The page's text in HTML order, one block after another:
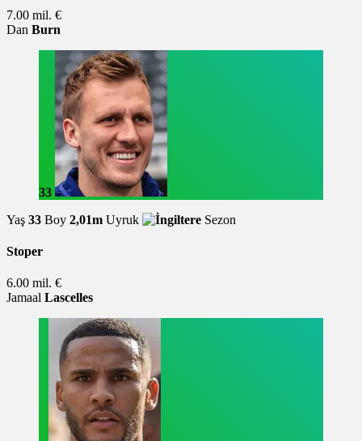
7.00 mil. €
Dan Burn
33
Yaş 33 Boy 2,01m Uyruk Sezon
Stoper
6.00 mil. €
Jamaal Lascelles